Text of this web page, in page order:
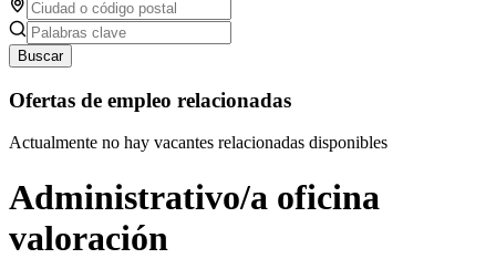
Buscar
Ofertas de empleo relacionadas
Actualmente no hay vacantes relacionadas disponibles
Administrativo/a oficina
valoración